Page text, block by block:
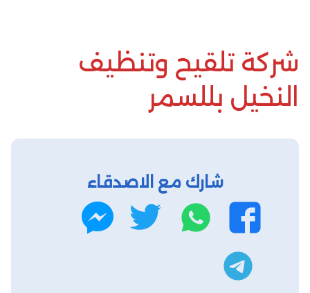
شركة تلقيح وتنظيف
النخيل بللسمر
شارك مع الاصدقاء
فيسبوك واتساب تويتر